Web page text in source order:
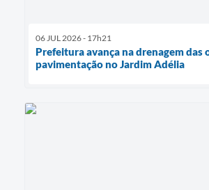
06 JUL 2026 - 17h21
Prefeitura avança na drenagem das
pavimentação no Jardim Adélia